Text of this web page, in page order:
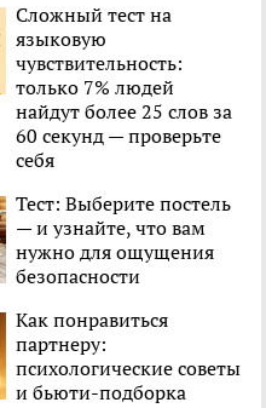
Сложный тест на
языковую
чувствительность:
только 7% людей
найдут более 25 слов за
60 секунд — проверьте
себя
Тест: Выберите постель
— и узнайте, что вам
нужно для ощущения
безопасности
Как понравиться
партнеру:
психологические советы
и бьюти-подборка